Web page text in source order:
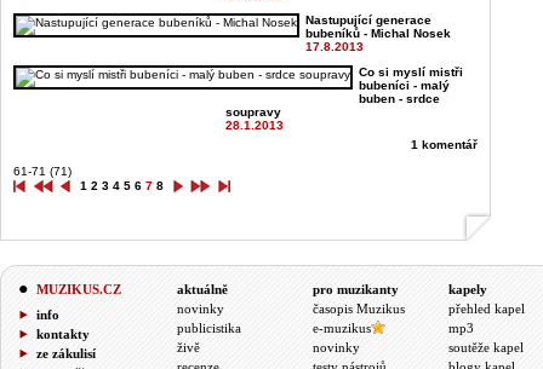
Nastupující generace
bubeníků - Michal Nosek
17.8.2013
Co si myslí mistři
bubeníci - malý
buben - srdce
soupravy
28.1.2013
1 komentář
61-71 (71)
1 2 3 4 5 6 7 8
MUZIKUS.CZ
info
kontakty
ze zákulisí
aktuálně
novinky
publicistika
živě
pro muzikanty
časopis Muzikus
e-muzikus
novinky
kapely
přehled kapel
mp3
soutěže kapel